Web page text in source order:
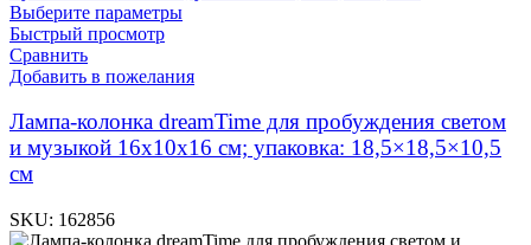
Выберите параметры
Быстрый просмотр
Сравнить
Добавить в пожелания
Лампа-колонка dreamTime для пробуждения светом
и музыкой 16x10x16 см; упаковка: 18,5×18,5×10,5
см
SKU: 162856